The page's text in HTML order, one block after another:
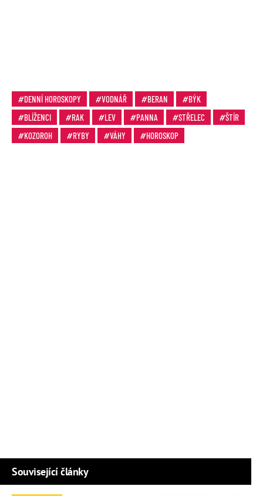
DENNÍ HOROSKOPY VODNÁŘ BERAN
BÝK
BLÍŽENCI
RAK LEV PANNA STŘELEC
ŠTÍR
KOZOROH
RYBY VÁHY HOROSKOP
Související články